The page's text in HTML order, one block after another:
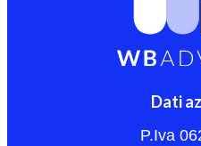
Dati
P.Iva